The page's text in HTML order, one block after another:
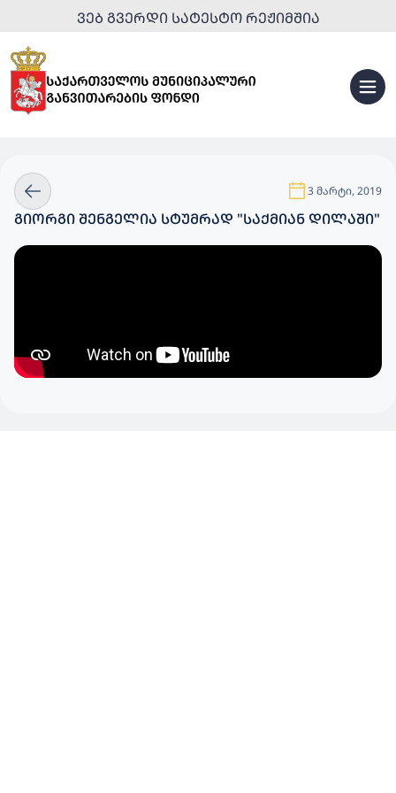
ᲕᲔᲑ ᲒᲕᲔᲠᲓᲘ ᲡᲐᲢᲔᲡᲢᲝ ᲠᲔᲟᲘᲛᲨᲘᲐ
3 მარტი, 2019
ᲒᲘᲝᲠᲒᲘ ᲨᲔᲜᲒᲔᲚᲘᲐ ᲡᲢᲣᲛᲠᲐᲓ "ᲡᲐᲥᲛᲘᲐᲜ ᲓᲘᲚᲐᲨᲘ"